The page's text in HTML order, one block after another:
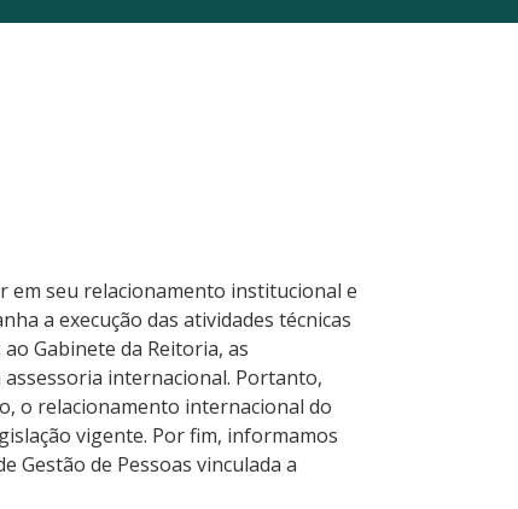
em seu relacionamento institucional e
a execução das atividades técnicas
Gabinete da Reitoria, as
internacional. Portanto,
o relacionamento internacional do
vigente. Por fim, informamos
Gestão de Pessoas vinculada a